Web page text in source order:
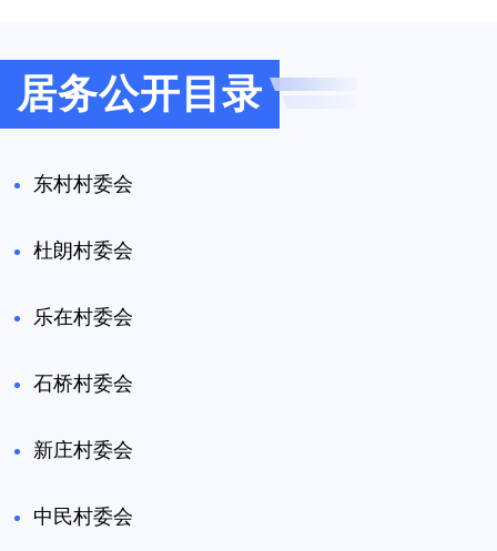
居务公开目录
东村村委会
杜朗村委会
乐在村委会
石桥村委会
新庄村委会
中民村委会